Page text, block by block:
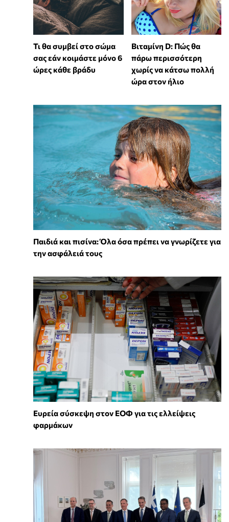
Τι θα συμβεί στο σώμα
σας εάν κοιμάστε μόνο 6
ώρες κάθε βράδυ
Βιταμίνη D: Πώς θα
πάρω περισσότερη
χωρίς να κάτσω πολλή
ώρα στον ήλιο
Παιδιά και πισίνα: Όλα όσα πρέπει να γνωρίζετε για
την ασφάλειά τους
Ευρεία σύσκεψη στον ΕΟΦ για τις ελλείψεις
φαρμάκων